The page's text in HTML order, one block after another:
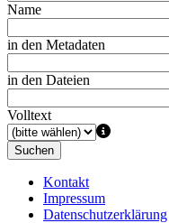
Name
in den Metadaten
in den Dateien
Volltext
Suchen
Kontakt
Impressum
Datenschutzerklärung